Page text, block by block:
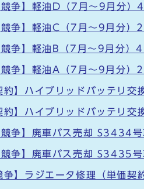
争】軽油D（7月～9月分）
争】軽油C（7月～9月分）
争】軽油B（7月～9月分）
争】軽油A（7月～9月分）
約】ハイブリッドバッテリ
約】ハイブリッドバッテリ
争】廃車バス売却 S3434号
争】廃車バス売却 S3435号
】ラジエータ修理（単価契